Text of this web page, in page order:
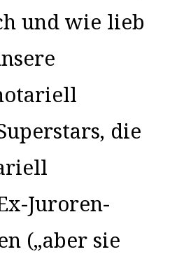
und wie lieb
die
Juroren-
(„aber sie